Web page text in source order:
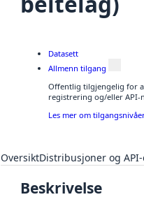
Datasett
Allmenn tilgang
Offentlig tilgjengelig for
registrering og/eller API-
Les mer om
OversiktDistribusjoner og
Beskrivelse